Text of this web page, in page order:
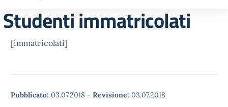
Studenti immatricolati
[immatricolati]
Pubblicato: 03.07.2018 - Revisione: 03.07.2018